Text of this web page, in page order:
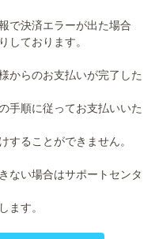
で決済エラーが出た場合
しております。
からのお支払いが完了した
手順に従ってお支払いいた
することができません。
ない場合はサポートセンタ
ます。